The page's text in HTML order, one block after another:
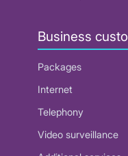
Business
Packages
Internet
Telephony
Video surveillance